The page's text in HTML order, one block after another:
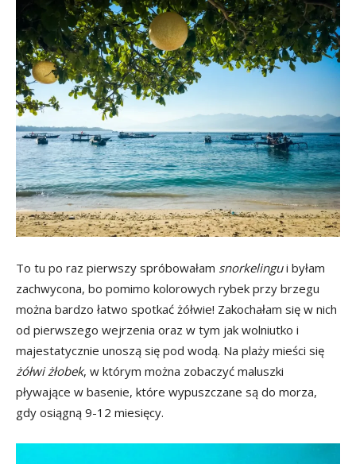
To tu po raz pierwszy spróbowałam snorkelingui byłam
zachwycona, bo pomimo kolorowych rybek przy brzegu
można bardzo łatwo spotkać żółwie! Zakochałam się w nich
od pierwszego wejrzenia oraz w tym jak wolniutko i
majestatycznie unoszą się pod wodą. Na plaży mieści się
żółwi żłobek, w którym można zobaczyć maluszki
pływające w basenie, które wypuszczane są do morza,
gdy osiągną 9-12 miesięcy.